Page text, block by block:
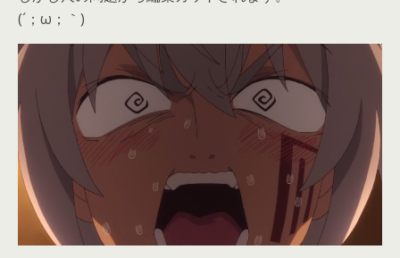
(´；ω；｀)